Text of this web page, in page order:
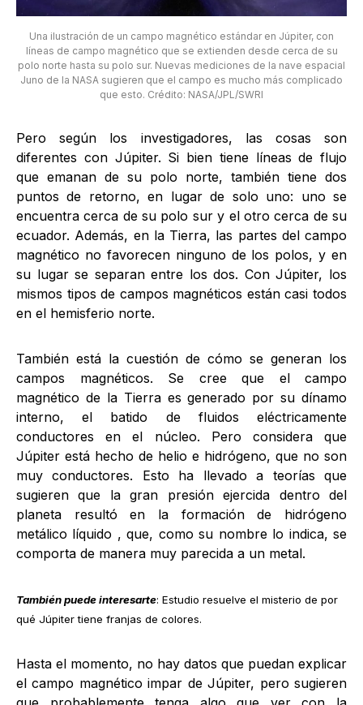
Una ilustración de un campo magnético estándar en Júpiter, con
líneas de campo magnético que se extienden desde cerca de su
polo norte hasta su polo sur. Nuevas mediciones de la nave espacial
Juno de la NASA sugieren que el campo es mucho más complicado
que esto. Crédito: NASA/JPL/SWRI
Pero según los investigadores, las cosas son
diferentes con Júpiter. Si bien tiene líneas de flujo
que emanan de su polo norte, también tiene dos
puntos de retorno, en lugar de solo uno: uno se
encuentra cerca de su polo sur y el otro cerca de su
ecuador. Además, en la Tierra, las partes del campo
magnético no favorecen ninguno de los polos, y en
su lugar se separan entre los dos. Con Júpiter, los
mismos tipos de campos magnéticos están casi todos
en el hemisferio norte.
También está la cuestión de cómo se generan los
campos magnéticos. Se cree que el campo
magnético de la Tierra es generado por su dínamo
interno, el batido de fluidos eléctricamente
conductores en el núcleo. Pero considera que
Júpiter está hecho de helio e hidrógeno, que no son
muy conductores. Esto ha llevado a teorías que
sugieren que la gran presión ejercida dentro del
planeta resultó en la formación de hidrógeno
metálico líquido , que, como su nombre lo indica, se
comporta de manera muy parecida a un metal.
También puede interesarte: Estudio resuelve el misterio de por
qué Júpiter tiene franjas de colores.
Hasta el momento, no hay datos que puedan explicar
el campo magnético impar de Júpiter, pero sugieren